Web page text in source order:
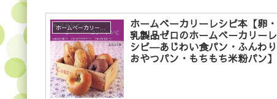
ホームベーカリーレシピ本【卵・
乳製品ゼロのホームベーカリーレ
シピ―あじわい食パン・ふんわり
おやつパン・もちもち米粉パン】